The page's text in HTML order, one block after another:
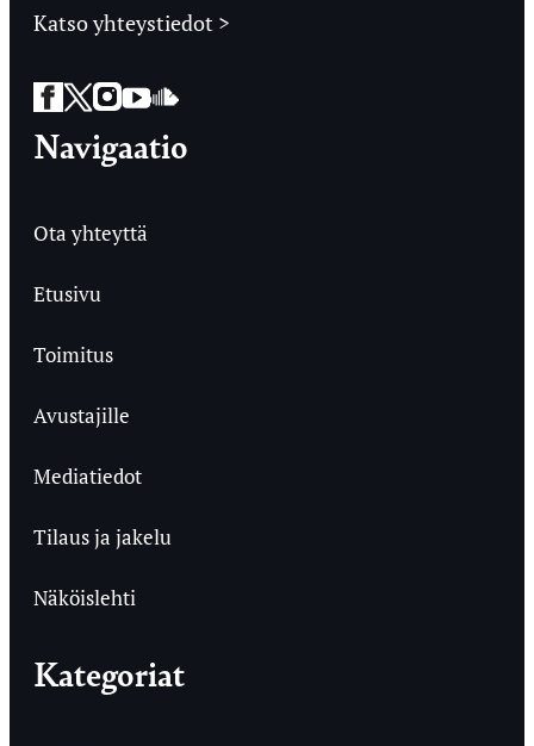
Katso yhteystiedot >
Facebook
Twitter
Instagram
YouTube
SoundCloud
Navigaatio
Ota yhteyttä
Etusivu
Toimitus
Avustajille
Mediatiedot
Tilaus ja jakelu
Näköislehti
Kategoriat